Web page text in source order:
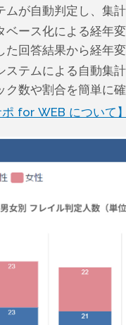
ムが自動判定し、集
ベース化による経年
た回答結果から経年
ステムによる自動集
ク数や割合を簡単に
ポ for WEB について】